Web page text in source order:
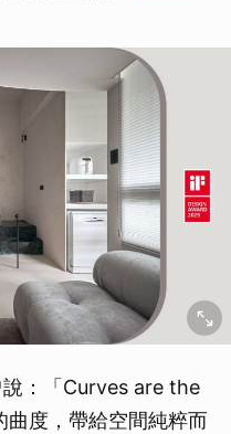
：「Curves are the
度，帶給空間純粹而